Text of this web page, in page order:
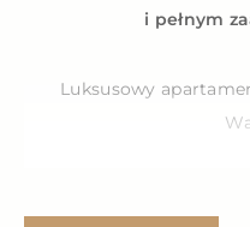
i pełnym
Luksusowy